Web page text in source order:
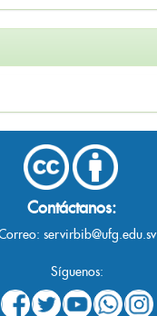
Contáctanos:
servirbib@ufg.edu.sv
Síguenos: